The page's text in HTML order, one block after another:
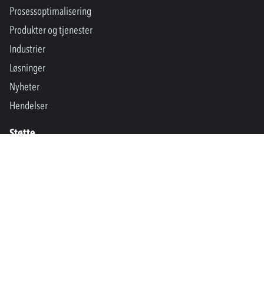
Prosessoptimalisering
Produkter og tjenester
Industrier
Løsninger
Nyheter
Hendelser
Støtte